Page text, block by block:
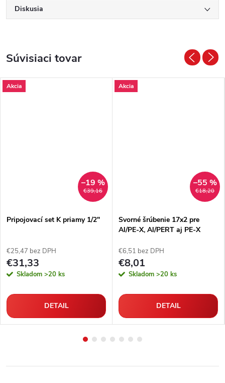
Diskusia
Súvisiaci tovar
Akcia
€39,16
–19 %
Pripojovací set K priamy 1/2"
€25,47 bez DPH
€31,33
Skladom >20 ks
DETAIL
Akcia
€18,20
–55 %
Svorné šrúbenie 17x2 pre
Al/PE-X, Al/PERT aj PE-X
€6,51 bez DPH
€8,01
Skladom >20 ks
DETAIL